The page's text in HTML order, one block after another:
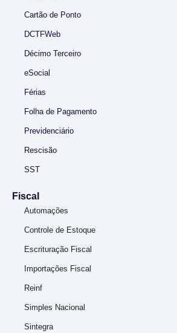
Cartão de Ponto
DCTFWeb
Décimo Terceiro
eSocial
Férias
Folha de Pagamento
Previdenciário
Rescisão
SST
Fiscal
Automações
Controle de Estoque
Escrituração Fiscal
Importações Fiscal
Reinf
Simples Nacional
Sintegra